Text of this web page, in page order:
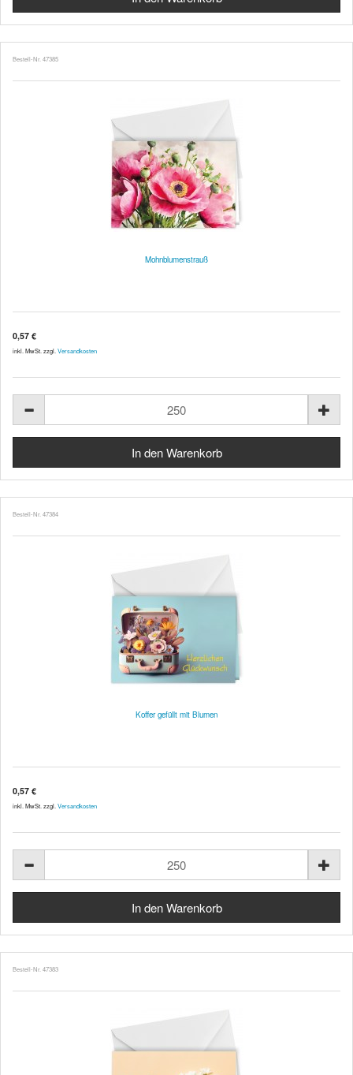
Bestell-Nr. 47385
Mohnblumenstrauß
0,57 €
inkl. MwSt. zzgl. Versandkosten
Bestell-Nr. 47384
Koffer gefüllt mit Blumen
0,57 €
inkl. MwSt. zzgl. Versandkosten
Bestell-Nr. 47383